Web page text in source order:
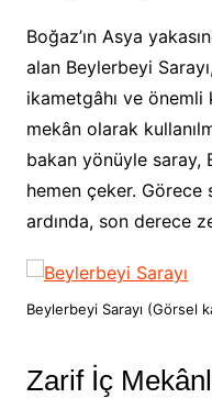
Boğaz’ın Asya
alan Beylerbeyi
ikametgâhı ve önemli
mekân olarak
bakan yönüyle saray,
hemen çeker. Görece
ardında, son derece
Beylerbeyi Sarayı (Görsel
Zarif İç